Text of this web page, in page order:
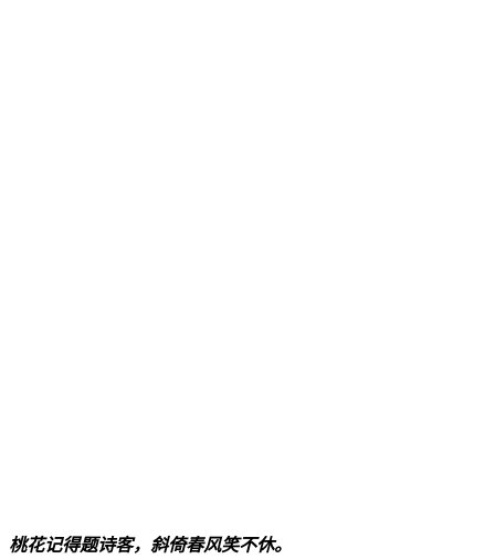
桃花记得题诗客，斜倚春风笑不休。